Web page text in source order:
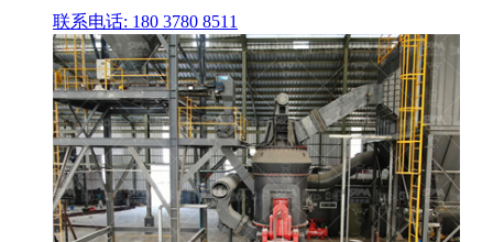
联系电话: 180 3780 8511